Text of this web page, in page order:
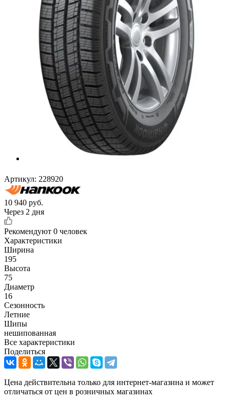
Артикул: 228920
10 940 руб.
Через 2 дня
Рекомендуют 0 человек
Характеристики
Ширина
195
Высота
75
Диаметр
16
Сезонность
Летние
Шипы
нешипованная
Все характеристики
Поделиться
Цена действительна только для интернет-магазина и может
отличаться от цен в розничных магазинах